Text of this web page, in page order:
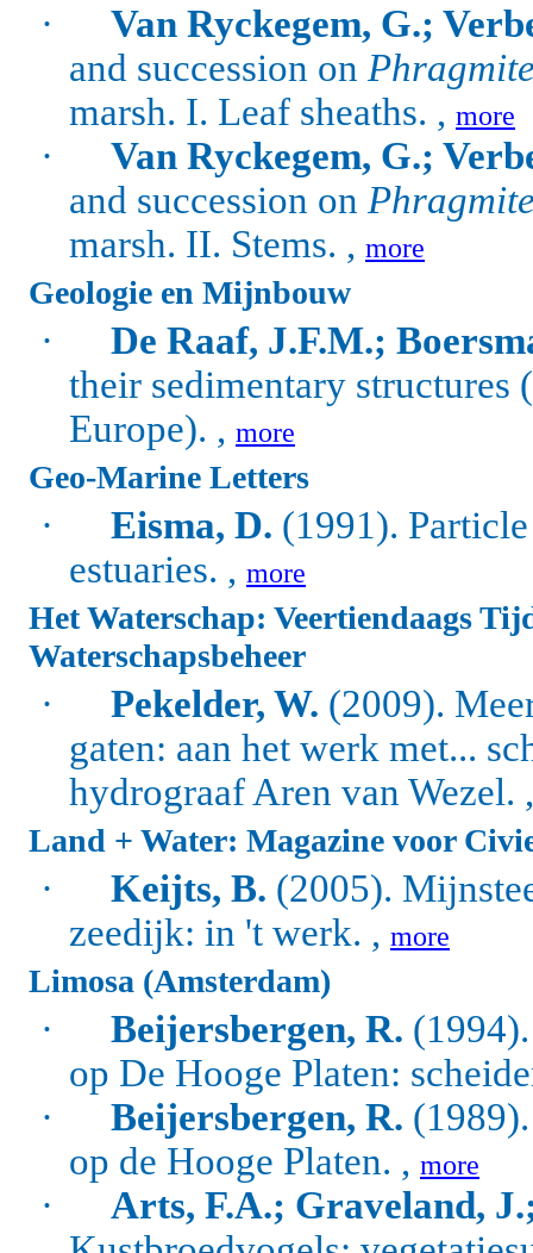
·
Van Ryckegem, G.;
and succession on
marsh. I. Leaf sheaths. , more
·
Van Ryckegem, G.;
and succession on
marsh. II. Stems. , more
Geologie en Mijnbouw
·
De Raaf, J.F.M.;
their sedimentary structures
Europe). , more
Geo-Marine Letters
· Eisma, D. (1991).
estuaries. , more
Het Waterschap: Veertiendaags
Waterschapsbeheer
· Pekelder, W. (2009).
gaten: aan het werk met...
hydrograaf Aren van Wezel.
Land + Water: Magazine voor
· Keijts, B. (2005).
zeedijk: in 't werk. , more
Limosa (Amsterdam)
· Beijersbergen, R.
op De Hooge Platen:
·
Beijersbergen, R.
op de Hooge Platen. , more
·
Arts, F.A.; Graveland,